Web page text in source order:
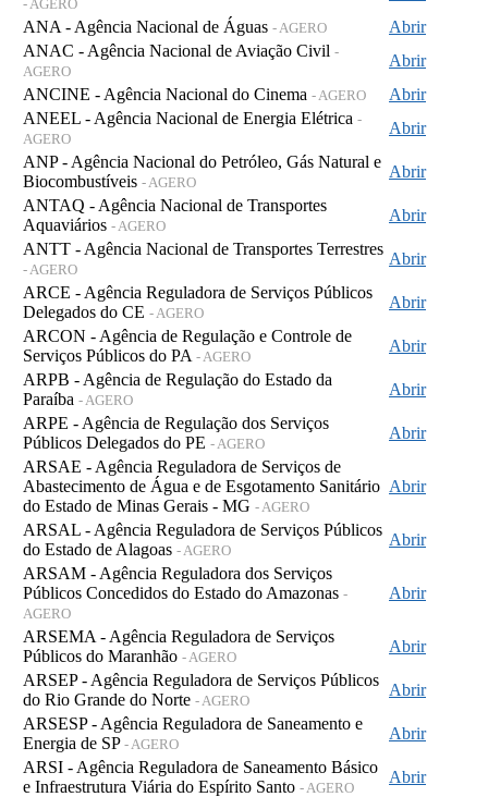
- AGERO
ANA - Agência Nacional de Águas - AGERO
Abrir
ANAC - Agência Nacional de Aviação Civil -
AGERO
Abrir
ANCINE - Agência Nacional do Cinema - AGERO
Abrir
ANEEL - Agência Nacional de Energia Elétrica -
AGERO
Abrir
ANP - Agência Nacional do Petróleo, Gás Natural e
Biocombustíveis - AGERO
Abrir
ANTAQ - Agência Nacional de Transportes
Aquaviários - AGERO
Abrir
ANTT - Agência Nacional de Transportes Terrestres
- AGERO
Abrir
ARCE - Agência Reguladora de Serviços Públicos
Delegados do CE - AGERO
Abrir
ARCON - Agência de Regulação e Controle de
Serviços Públicos do PA - AGERO
Abrir
ARPB - Agência de Regulação do Estado da
Paraíba - AGERO
Abrir
ARPE - Agência de Regulação dos Serviços
Públicos Delegados do PE - AGERO
Abrir
ARSAE - Agência Reguladora de Serviços de
Abastecimento de Água e de Esgotamento Sanitário
do Estado de Minas Gerais - MG - AGERO
Abrir
ARSAL - Agência Reguladora de Serviços Públicos
do Estado de Alagoas - AGERO
Abrir
ARSAM - Agência Reguladora dos Serviços
Públicos Concedidos do Estado do Amazonas -
AGERO
Abrir
ARSEMA - Agência Reguladora de Serviços
Públicos do Maranhão - AGERO
Abrir
ARSEP - Agência Reguladora de Serviços Públicos
do Rio Grande do Norte - AGERO
Abrir
ARSESP - Agência Reguladora de Saneamento e
Energia de SP - AGERO
Abrir
ARSI - Agência Reguladora de Saneamento Básico
e Infraestrutura Viária do Espírito Santo - AGERO
Abrir